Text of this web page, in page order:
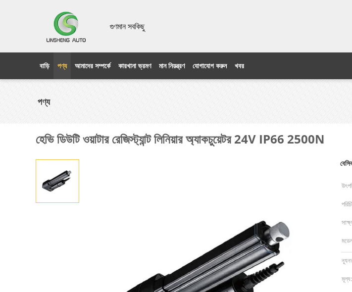
গুণমান সবকিছু
বাড়ি পণ্য আমাদের সম্পর্কে কারখানা ভ্রমণ মান নিয়ন্ত্রণ যোগাযোগ করুন খবর
পণ্য
হেভি ডিউটি ​​ওয়াটার রেজিস্ট্যান্ট লিনিয়ার অ্যাকচুয়েটর 24V IP66 2500N
মূল্য: